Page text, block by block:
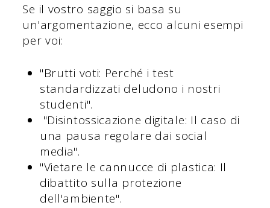
Se il vostro saggio si basa su
un'argomentazione, ecco alcuni esempi
per voi:
"Brutti voti: Perché i test
standardizzati deludono i nostri
studenti".
"Disintossicazione digitale: Il caso di
una pausa regolare dai social
media".
"Vietare le cannucce di plastica: Il
dibattito sulla protezione
dell'ambiente".